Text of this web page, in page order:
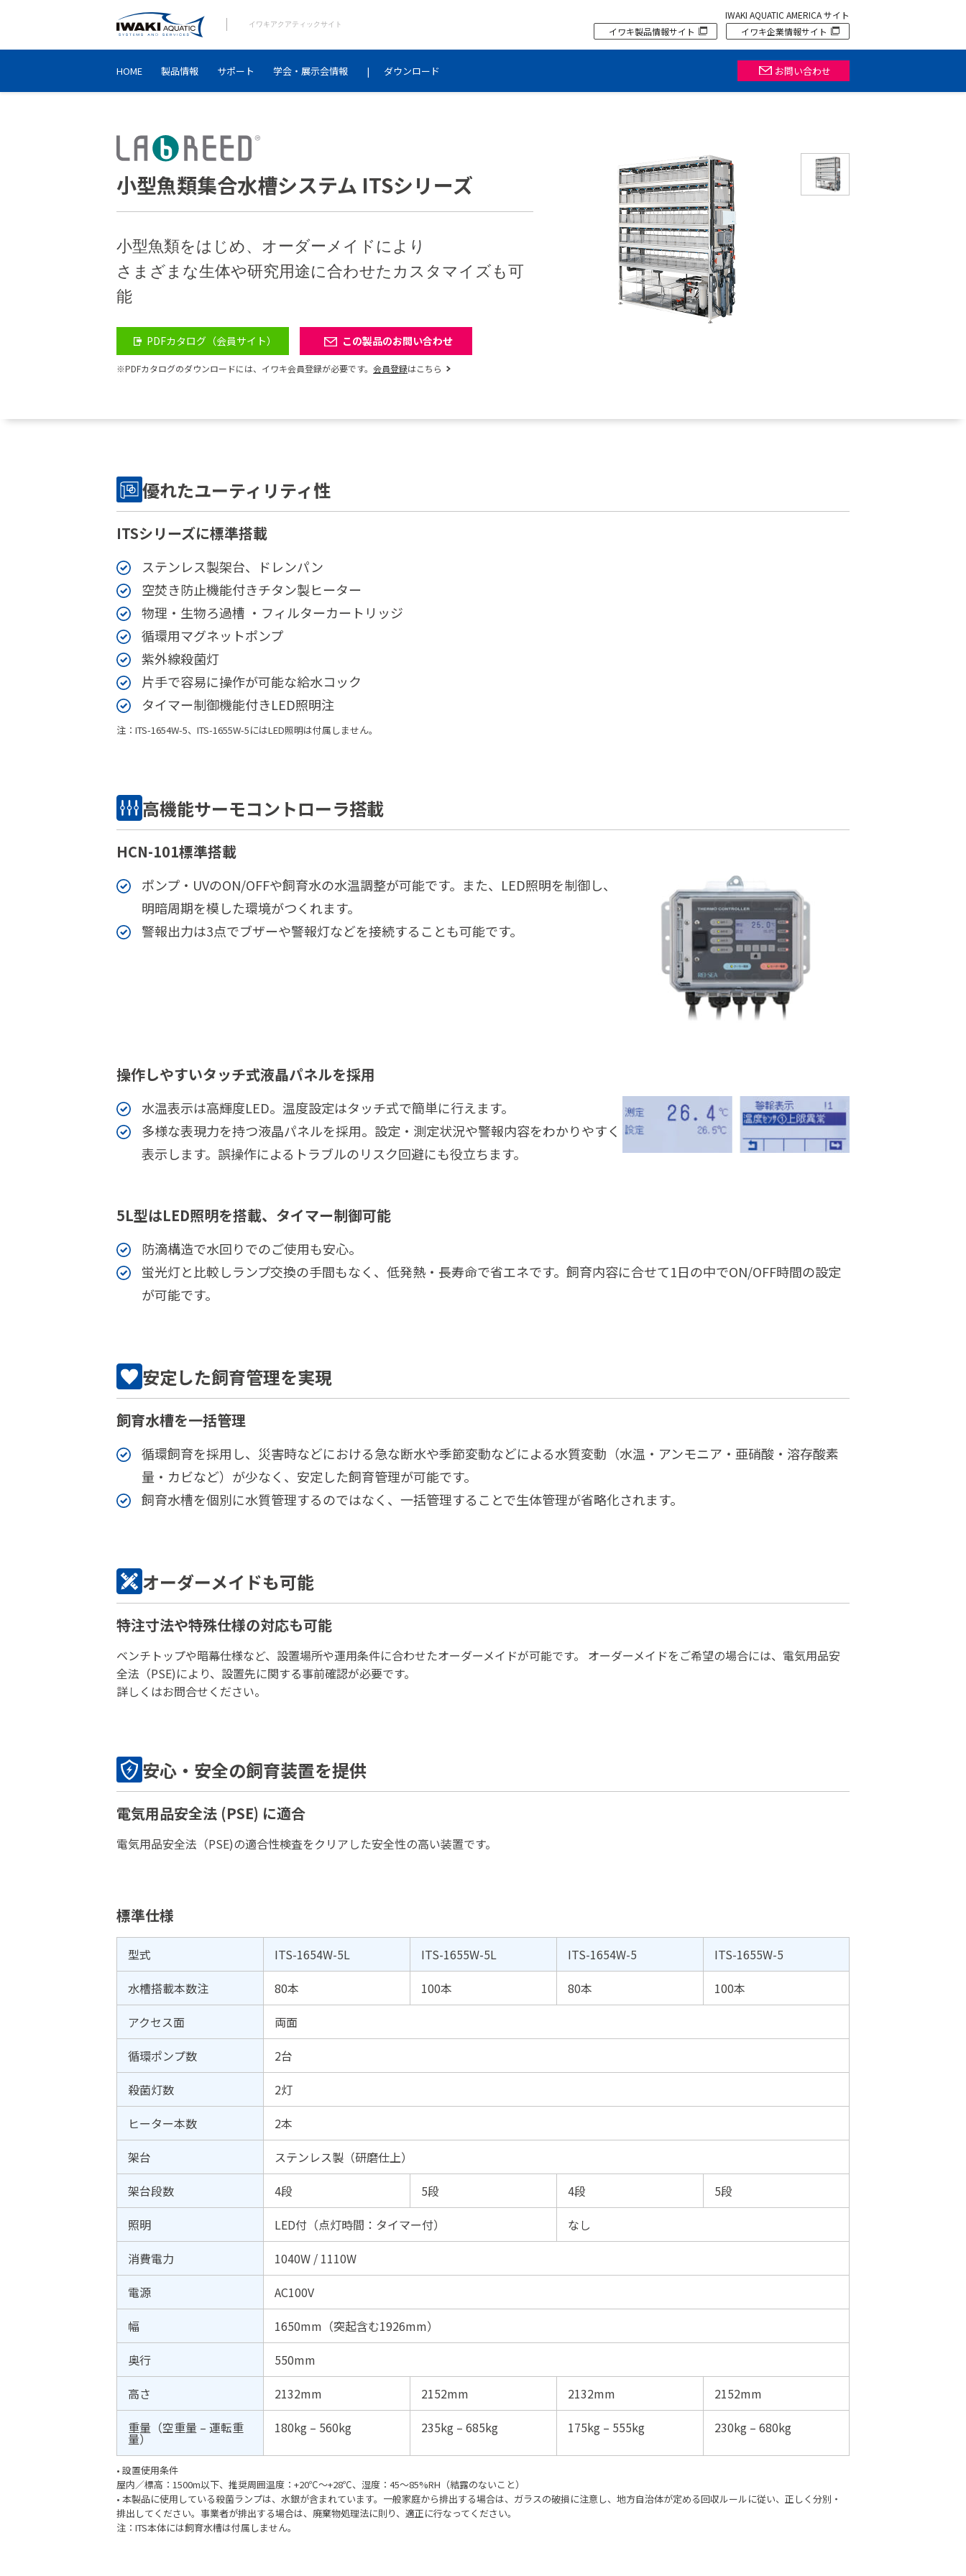
イワキアクアティックサイト
IWAKI AQUATIC AMERICA サイト
イワキ製品情報サイト
イワキ企業情報サイト
HOME 製品情報 サポート 学会・展示会情報 ダウンロード お問い合わせ
小型魚類集合水槽システム ITSシリーズ
小型魚類をはじめ、オーダーメイドにより
さまざまな生体や研究用途に合わせたカスタマイズも可
能
PDFカタログ（会員サイト） この製品のお問い合わせ
※PDFカタログのダウンロードには、イワキ会員登録が必要です。 会員登録はこちら
優れたユーティリティ性
ITSシリーズに標準搭載
ステンレス製架台、ドレンパン
空焚き防止機能付きチタン製ヒーター
物理・生物ろ過槽 ・フィルターカートリッジ
循環用マグネットポンプ
紫外線殺菌灯
片手で容易に操作が可能な給水コック
タイマー制御機能付きLED照明注
注：ITS-1654W-5、ITS-1655W-5にはLED照明は付属しません。
高機能サーモコントローラ搭載
HCN-101標準搭載
ポンプ・UVのON/OFFや飼育水の水温調整が可能です。また、LED照明を制御し、
明暗周期を模した環境がつくれます。
警報出力は3点でブザーや警報灯などを接続することも可能です。
操作しやすいタッチ式液晶パネルを採用
水温表示は高輝度LED。温度設定はタッチ式で簡単に行えます。
多様な表現力を持つ液晶パネルを採用。設定・測定状況や警報内容をわかりやすく
表示します。誤操作によるトラブルのリスク回避にも役立ちます。
5L型はLED照明を搭載、タイマー制御可能
防滴構造で水回りでのご使用も安心。
蛍光灯と比較しランプ交換の手間もなく、低発熱・長寿命で省エネです。飼育内容に合せて1日の中でON/OFF時間の設定
が可能です。
安定した飼育管理を実現
飼育水槽を一括管理
循環飼育を採用し、災害時などにおける急な断水や季節変動などによる水質変動（水温・アンモニア・亜硝酸・溶存酸素
量・カビなど）が少なく、安定した飼育管理が可能です。
飼育水槽を個別に水質管理するのではなく、一括管理することで生体管理が省略化されます。
オーダーメイドも可能
特注寸法や特殊仕様の対応も可能
ベンチトップや暗幕仕様など、設置場所や運用条件に合わせたオーダーメイドが可能です。 オーダーメイドをご希望の場合には、電気用品安
全法（PSE)により、設置先に関する事前確認が必要です。
詳しくはお問合せください。
安心・安全の飼育装置を提供
電気用品安全法 (PSE) に適合
電気用品安全法（PSE)の適合性検査をクリアした安全性の高い装置です。
標準仕様
型式 ITS-1654W-5L ITS-1655W-5L ITS-1654W-5
ITS-1655W-5
水槽搭載本数注
80本 100本 80本
100本
アクセス面
両面
循環ポンプ数
2台
殺菌灯数
2灯
ヒーター本数
2本
架台
ステンレス製（研磨仕上）
架台段数
4段 5段 4段
5段
照明
LED付（点灯時間：タイマー付）
なし
消費電力
1040W / 1110W
電源
AC100V
幅
1650mm（突起含む1926mm）
奥行
550mm
高さ
2132mm 2152mm 2132mm
2152mm
重量（空重量 – 運転重
量）
180kg – 560kg 235kg – 685kg 175kg – 555kg 230kg – 680kg
• 設置使用条件
屋内／標高：1500m以下、推奨周囲温度：+20℃〜+28℃、湿度：45〜85%RH（結露のないこと）
• 本製品に使用している殺菌ランプは、水銀が含まれています。一般家庭から排出する場合は、ガラスの破損に注意し、地方自治体が定める回収ルールに従い、正しく分別・
排出してください。事業者が排出する場合は、廃棄物処理法に則り、適正に行なってください。
注：ITS本体には飼育水槽は付属しません。